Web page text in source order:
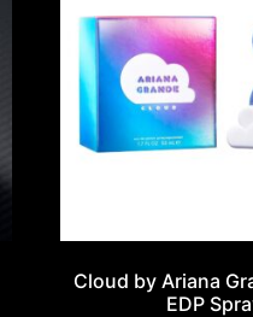
Cloud by Ariana
EDP